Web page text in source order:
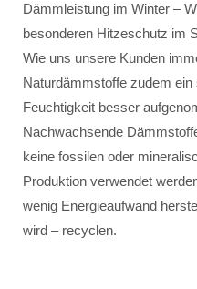
Dämmleistung im Winter –
besonderen Hitzeschutz im
Wie uns unsere Kunden
Naturdämmstoffe zudem
Feuchtigkeit besser
Nachwachsende
keine fossilen oder
Produktion verwendet
wenig Energieaufwand
wird – recyclen.